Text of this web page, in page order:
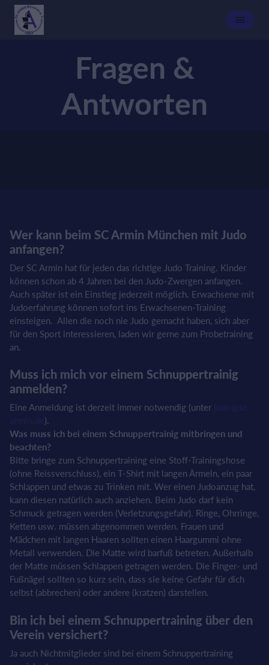
Fragen &
Antworten
Wer kann beim SC Armin München mit Judo
anfangen?
Der SC Armin hat für jeden das richtige Judo Training. Kinder
können schon ab 4 Jahren bei den Judo-Zwergen anfangen.
Auch später ist ein Einstieg jederzeit möglich. Erwachsene mit
Judoerfahrung können sofort ins Erwachsenen-Training
einsteigen. Allen die noch nie Judo gemacht haben, sich aber
für den Sport interessieren, laden wir gerne zum Probetraining
an.
Muss ich mich vor einem Schnuppertrainig
anmelden?
Eine Anmeldung ist derzeit immer notwendig (unter judo@sc-
armin.de).
Was muss ich bei einem Schnuppertrainig mitbringen und
beachten?
Bitte bringe zum Schnuppertraining eine Stoff-Trainingshose
(ohne Reissverschluss), ein T-Shirt mit langen Ärmeln, ein paar
Schlappen und etwas zu Trinken mit. Wer einen Judoanzug hat,
kann diesen natürlich auch anziehen. Beim Judo darf kein
Schmuck getragen werden (Verletzungsgefahr). Ringe, Ohrringe,
Ketten usw. müssen abgenommen werden. Frauen und
Mädchen mit langen Haaren sollten einen Haargummi ohne
Metall verwenden. Die Matte wird barfuß betreten. Außerhalb
der Matte müssen Schlappen getragen werden. Die Finger- und
Fußnägel sollten so kurz sein, dass sie keine Gefahr für dich
selbst (abbrechen) oder andere (kratzen) darstellen.
Bin ich bei einem Schnuppertraining über den
Verein versichert?
Ja auch Nichtmitglieder sind bei einem Schnuppertraining